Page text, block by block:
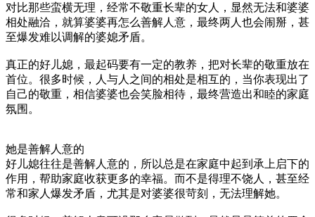
对比那些蛮横无理，经常不敬重长辈的女人，显然无法和婆婆
相处融洽，就算婆婆再怎么善解人意，最终两人也会闹掰，甚
至爆发难以调解的婆媳矛盾。
真正的好儿媳，最起码要有一定的教养，把对长辈的敬重放在
首位。很多时候，人与人之间的相处是相互的，当你表现出了
自己的敬重，相信婆婆也会笑脸相待，最终营造出和睦的家庭
氛围。
她是善解人意的
好儿媳往往是善解人意的，所以总是在家庭中起到承上启下的
作用，帮助家庭收获更多的幸福。而不是得理不饶人，甚至经
常和家人爆发矛盾，尤其是对婆婆很苛刻，无法理解她。